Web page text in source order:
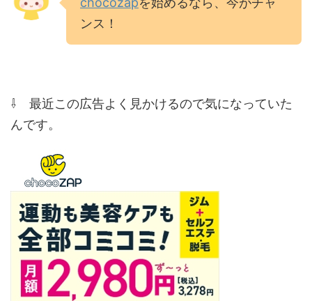
を始めるなら、今がチャ
ンス！
⇩ 最近この広告よく見かけるので気になっていた
んです。